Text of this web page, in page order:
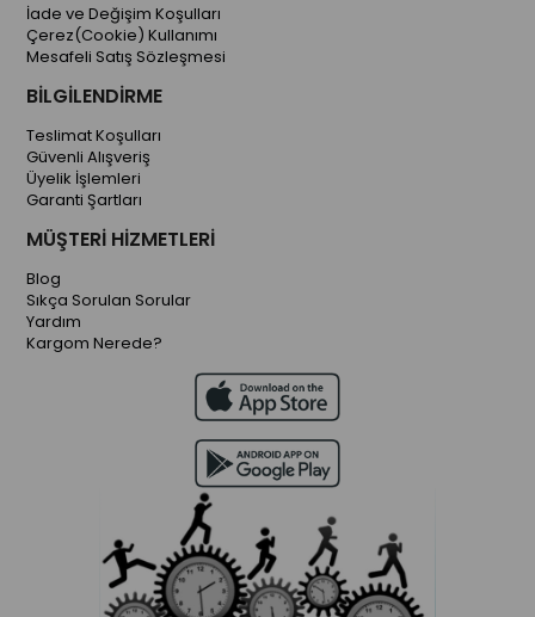
İade ve Değişim Koşulları
Çerez(Cookie) Kullanımı
Mesafeli Satış Sözleşmesi
BİLGİLENDİRME
Teslimat Koşulları
Güvenli Alışveriş
Üyelik İşlemleri
Garanti Şartları
MÜŞTERİ HİZMETLERİ
Blog
Sıkça Sorulan Sorular
Yardım
Kargom Nerede?